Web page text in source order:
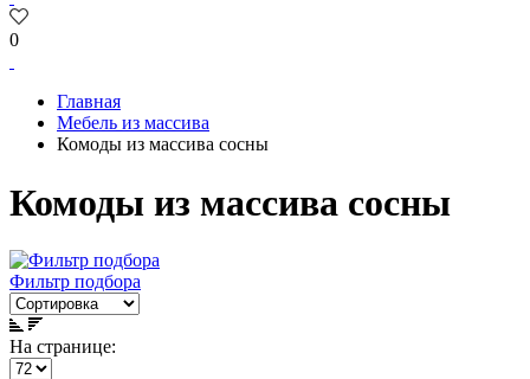
0
Главная
Мебель из массива
Комоды из массива сосны
Комоды из массива сосны
Фильтр подбора
На странице: